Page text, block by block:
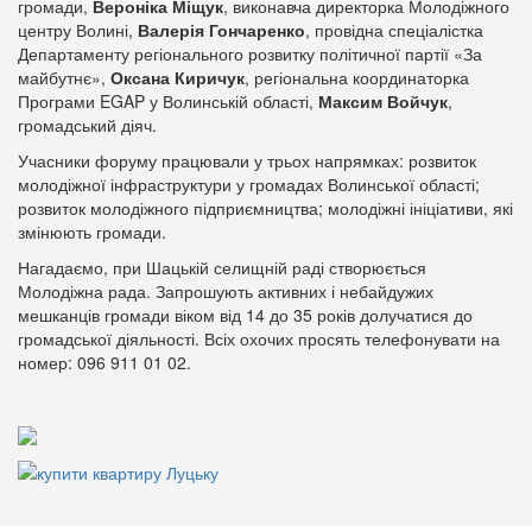
громади, Вероніка Міщук, виконавча директорка Молодіжного
центру Волині, Валерія Гончаренко, провідна спеціалістка
Департаменту регіонального розвитку політичної партії «За
майбутнє», Оксана Киричук, регіональна координаторка
Програми EGAP у Волинській області, Максим Войчук,
громадський діяч.
Учасники форуму працювали у трьох напрямках: розвиток
молодіжної інфраструктури у громадах Волинської області;
розвиток молодіжного підприємництва; молодіжні ініціативи, які
змінюють громади.
Нагадаємо, при Шацькій селищній раді створюється
Молодіжна рада. Запрошують активних і небайдужих
мешканців громади віком від 14 до 35 років долучатися до
громадської діяльності. Всіх охочих просять телефонувати на
номер: 096 911 01 02.